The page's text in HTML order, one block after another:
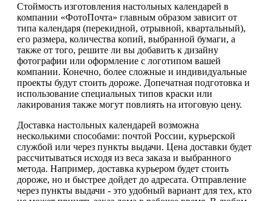
Стоймость изготовления настольных календарей в
компании «ФотоПочта» главным образом зависит от
типа календаря (перекидной, отрывной, квартальный),
его размера, количества копий, выбранной бумаги, а
также от того, решите ли вы добавить к дизайну
фотографии или оформление с логотипом вашей
компании. Конечно, более сложные и индивидуальные
проекты будут стоить дороже. Допечатная подготовка и
использование специальных типов краски или
лакирования также могут повлиять на итоговую цену.
Доставка настольных календарей возможна
несколькими способами: почтой России, курьерской
службой или через пункты выдачи. Цена доставки будет
рассчитываться исходя из веса заказа и выбранного
метода. Например, доставка курьером будет стоить
дороже, но и быстрее дойдет до адресата. Отправление
через пункты выдачи - это удобный вариант для тех, кто